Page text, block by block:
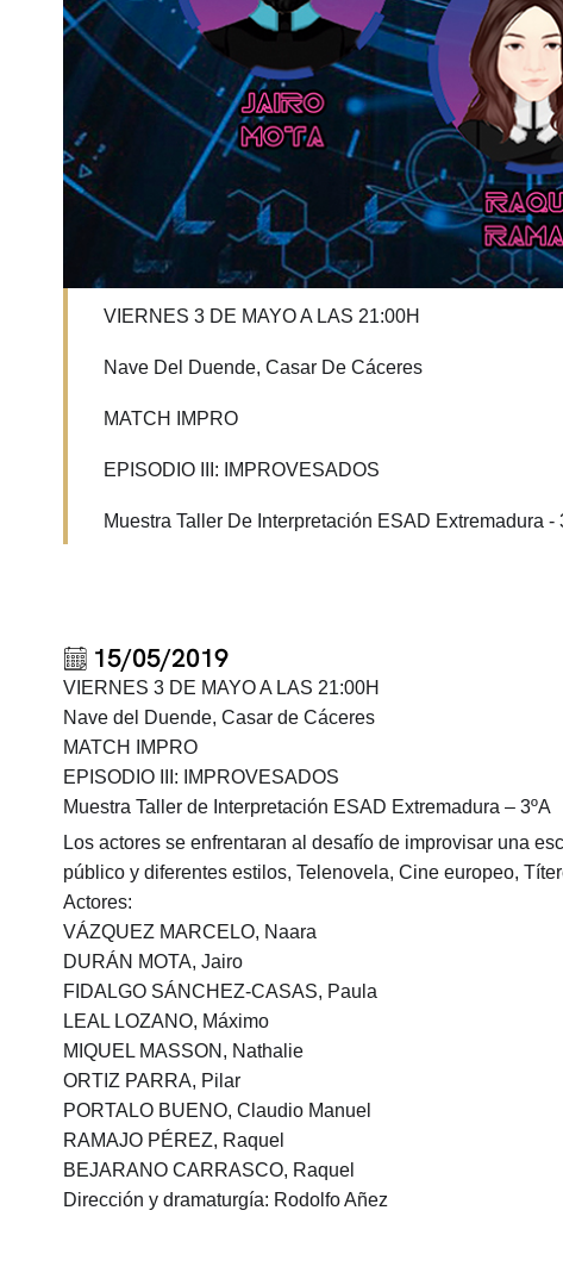
VIERNES 3 DE MAYO A LAS 21:00H
Nave Del Duende, Casar De Cáceres
MATCH IMPRO
EPISODIO III: IMPROVESADOS
Muestra Taller De Interpretación ESAD Extremadura -
15/05/2019
VIERNES 3 DE MAYO A LAS 21:00H
Nave del Duende, Casar de Cáceres
MATCH IMPRO
EPISODIO III: IMPROVESADOS
Muestra Taller de Interpretación ESAD Extremadura – 3ºA
Los actores se enfrentaran al desafío de improvisar una
público y diferentes estilos, Telenovela, Cine europeo,
Actores:
VÁZQUEZ MARCELO, Naara
DURÁN MOTA, Jairo
FIDALGO SÁNCHEZ-CASAS, Paula
LEAL LOZANO, Máximo
MIQUEL MASSON, Nathalie
ORTIZ PARRA, Pilar
PORTALO BUENO, Claudio Manuel
RAMAJO PÉREZ, Raquel
BEJARANO CARRASCO, Raquel
Dirección y dramaturgía: Rodolfo Añez